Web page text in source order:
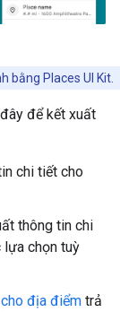
bằng Places UI Kit.
để kết xuất
chi tiết cho
thông tin chi
chọn tuỳ
địa điểm trả